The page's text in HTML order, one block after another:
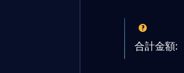
合計金額: